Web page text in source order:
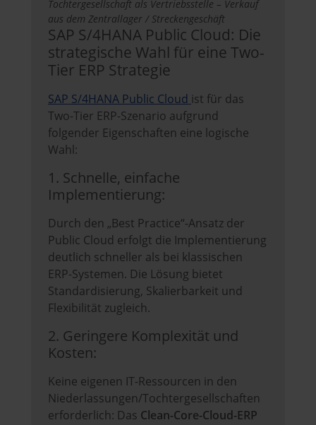
Tochtergesellschaft als Vertriebsstelle – Verkauf
aus dem Zentrallager / Streckengeschäft
SAP S/4HANA Public Cloud: Die
strategische Wahl für eine Two-
Tier ERP Strategie
SAP S/4HANA Public Cloud ist für das
Two-Tier ERP-Szenario aufgrund
folgender Eigenschaften eine logische
Wahl:
1. Schnelle, einfache
Implementierung:
Durch den „Best Practice“-Ansatz der
Public Cloud erfolgt die Implementierung
deutlich schneller als bei klassischen
ERP-Systemen. Die Lösung bietet
Standardisierung, Skalierbarkeit und
Flexibilität zugleich.
2. Geringere Komplexität und
Kosten:
Keine eigenen IT-Ressourcen in den
Niederlassungen/Tochtergesellschaften
erforderlich: Das Clean-Core-Cloud-ERP